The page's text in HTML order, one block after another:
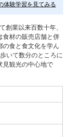
体験学習を見てみる
創業以来百数十年、
食材の販売店舗と併
の食と食文化を学ん
いて数分のところに
見観光の中心地で